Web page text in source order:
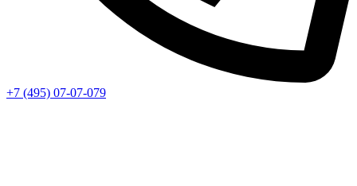
+7 (495) 07-07-079